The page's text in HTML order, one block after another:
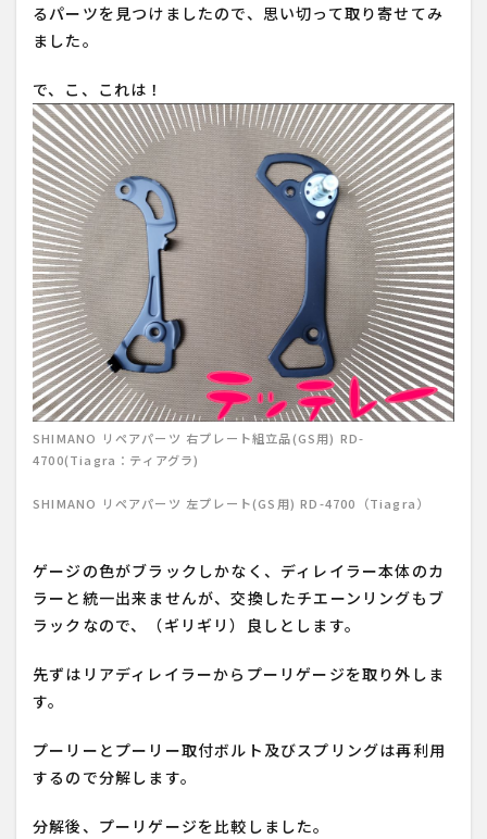
るパーツを見つけましたので、思い切って取り寄せてみ
ました。
で、こ、これは！
SHIMANO リペアパーツ 右プレート組立品(GS用) RD-
4700(Tiagra：ティアグラ)
SHIMANO リペアパーツ 左プレート(GS用) RD-4700（Tiagra）
ゲージの色がブラックしかなく、ディレイラー本体のカ
ラーと統一出来ませんが、交換したチエーンリングもブ
ラックなので、（ギリギリ）良しとします。
先ずはリアディレイラーからプーリゲージを取り外しま
す。
プーリーとプーリー取付ボルト及びスプリングは再利用
するので分解します。
分解後、プーリゲージを比較しました。